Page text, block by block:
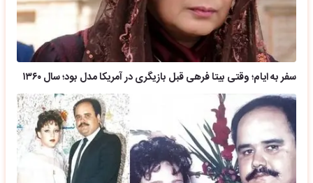
سفر به ایام؛ وقتی بیتا فرهی قبل بازیگری در آمریکا مدل بود؛ سال ۱۳۶۰